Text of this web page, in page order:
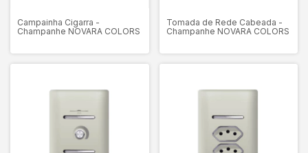
Campainha Cigarra -
Champanhe NOVARA COLORS
Tomada de Rede Cabeada -
Champanhe NOVARA COLORS